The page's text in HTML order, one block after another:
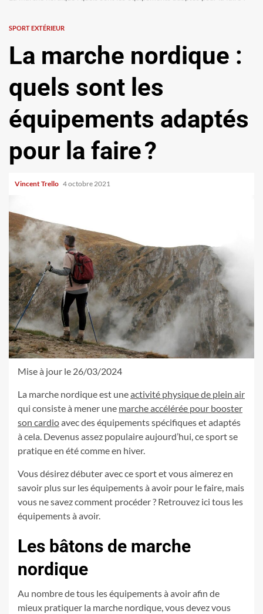
SPORT EXTÉRIEUR
La marche nordique :
quels sont les
équipements adaptés
pour la faire ?
Vincent Trello 4 octobre 2021
Mise à jour le 26/03/2024
La marche nordique est uneactivité physique de plein air
qui consiste à mener une marche accélérée pour booster
son cardioavec des équipements spécifiques et adaptés
à cela. Devenus assez populaire aujourd’hui, ce sport se
pratique en été comme en hiver.
Vous désirez débuter avec ce sport et vous aimerez en
savoir plus sur les équipements à avoir pour le faire, mais
vous ne savez comment procéder ? Retrouvez ici tous les
équipements à avoir.
Les bâtons de marche
nordique
Au nombre de tous les équipements à avoir afin de
mieux pratiquer la marche nordique, vous devez vous